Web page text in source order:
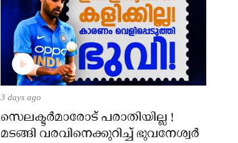
3 days ago
സെലക്ടർമാരോട് പരാതിയില്ല !
മടങ്ങി വരവിനെക്കുറിച്ച് ഭുവനേശ്വർ